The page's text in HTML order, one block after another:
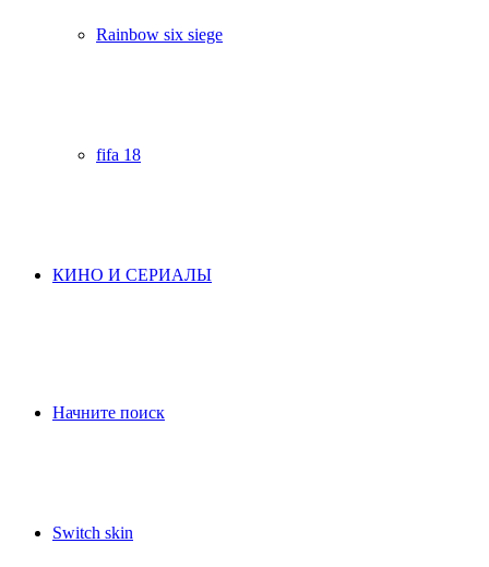
Rainbow six siege
fifa 18
КИНО И СЕРИАЛЫ
Начните поиск
Switch skin